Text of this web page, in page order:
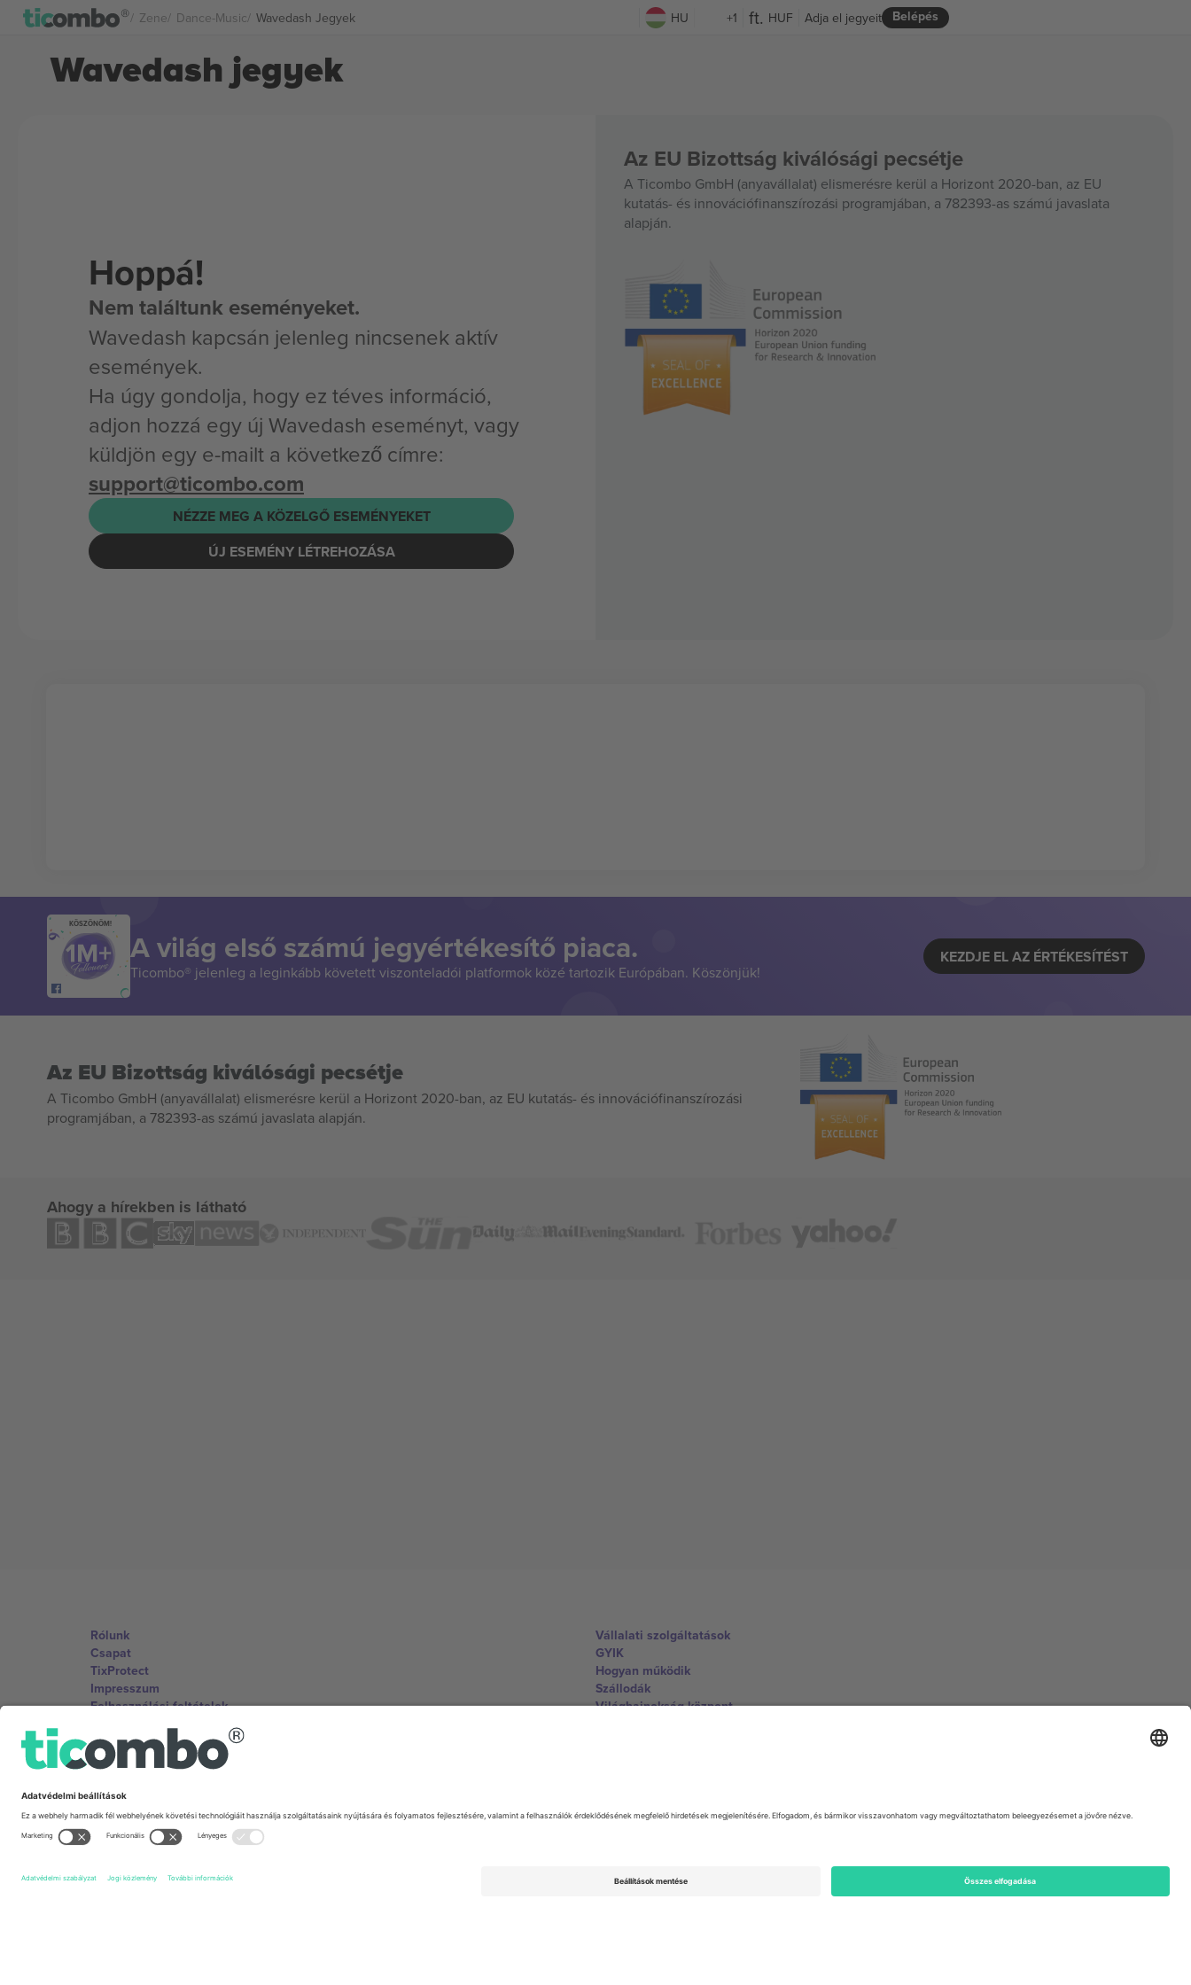
Zene Dance-Music Wavedash Jegyek HU +1 HUF Belépés
Adja el jegyeit
Wavedash jegyek
Hoppá!
Nem találtunk eseményeket.
Wavedash kapcsán jelenleg nincsenek aktív
események.
Ha úgy gondolja, hogy ez téves információ,
adjon hozzá egy új Wavedash eseményt, vagy
küldjön egy e-mailt a következő címre:
support@ticombo.com
NÉZZE MEG A KÖZELGŐ ESEMÉNYEKET
ÚJ ESEMÉNY LÉTREHOZÁSA
Az EU Bizottság kiválósági pecsétje
A Ticombo GmbH (anyavállalat) elismerésre kerül a Horizont 2020-ban, az EU
kutatás- és innovációfinanszírozási programjában, a 782393-as számú javaslata
alapján.
KÖSZÖNÖM!
A világ első számú jegyértékesítő piaca.
Ticombo® jelenleg a leginkább követett viszonteladói platformok közé tartozik Európában. Köszönjük!
KEZDJE EL AZ ÉRTÉKESÍTÉST
Az EU Bizottság kiválósági pecsétje
A Ticombo GmbH (anyavállalat) elismerésre kerül a Horizont 2020-ban, az EU kutatás- és innovációfinanszírozási
programjában, a 782393-as számú javaslata alapján.
Ahogy a hírekben is látható
Rólunk
Csapat
TixProtect
Impresszum
Felhasználási feltételek
Partnerprogram
Vállalati szolgáltatások
GYIK
Hogyan működik
Szállodák
Világbajnokság központ